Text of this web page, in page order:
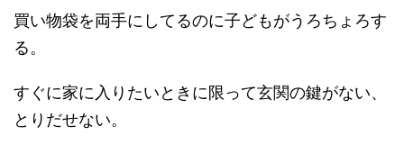
買い物袋を両手にしてるのに子どもがうろちょろす
る。
すぐに家に入りたいときに限って玄関の鍵がない、
とりだせない。